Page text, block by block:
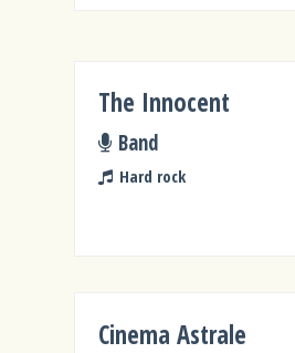
The Innocent
Band
Hard rock
Cinema Astrale